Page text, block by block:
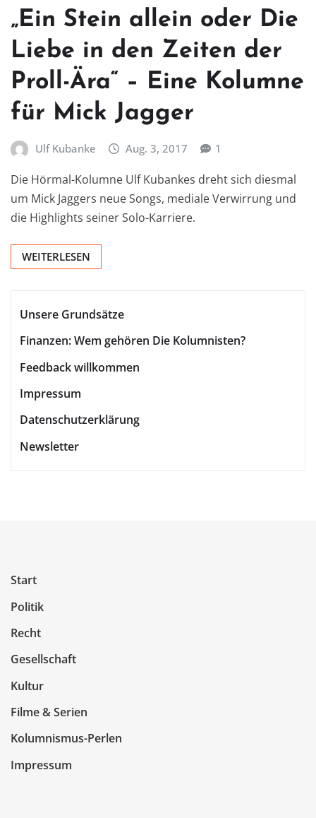
„Ein Stein allein oder Die
Liebe in den Zeiten der
Proll-Ära“ – Eine Kolumne
für Mick Jagger
Ulf Kubanke Aug. 3, 2017 1
Die Hörmal-Kolumne Ulf Kubankes dreht sich diesmal
um Mick Jaggers neue Songs, mediale Verwirrung und
die Highlights seiner Solo-Karriere.
WEITERLESEN
Unsere Grundsätze
Finanzen: Wem gehören Die Kolumnisten?
Feedback willkommen
Impressum
Datenschutzerklärung
Newsletter
Start
Politik
Recht
Gesellschaft
Kultur
Filme & Serien
Kolumnismus-Perlen
Impressum